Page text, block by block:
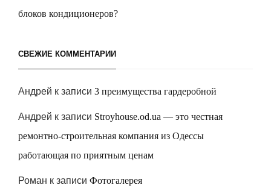
блоков кондиционеров?
СВЕЖИЕ КОММЕНТАРИИ
Андрей к записи 3 преимущества гардеробной
Андрей к записи Stroyhouse.od.ua — это честная
ремонтно-строительная компания из Одессы
работающая по приятным ценам
Роман к записи Фотогалерея